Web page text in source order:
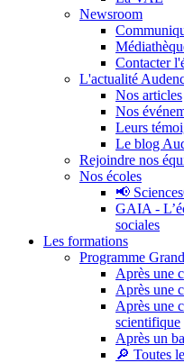
Newsroom
Contacter
L'actualité
Nos articles
Nos
Leurs
Le blog
Rejoindre nos
Nos écoles
📢
GAIA -
sociales
Les formations
Programme
Après une
Après une
Après une
scientifique
Après un
🔎 Toutes